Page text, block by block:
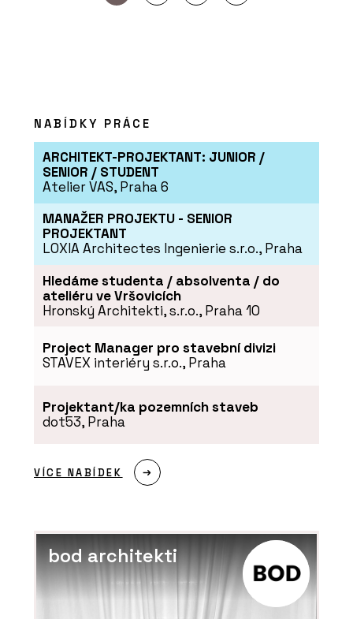
NABÍDKY PRÁCE
ARCHITEKT-PROJEKTANT: JUNIOR /
SENIOR / STUDENT
Atelier VAS, Praha 6
MANAŽER PROJEKTU - SENIOR
PROJEKTANT
LOXIA Architectes Ingenierie s.r.o., Praha
Hledáme studenta / absolventa / do
ateliéru ve Vršovicích
Hronský Architekti, s.r.o., Praha 10
Project Manager pro stavební divizi
STAVEX interiéry s.r.o., Praha
Projektant/ka pozemních staveb
dot53, Praha
VÍCE NABÍDEK
bod architekti